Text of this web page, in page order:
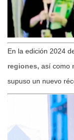
En la edición 2024
regiones, así como
supuso un nuevo